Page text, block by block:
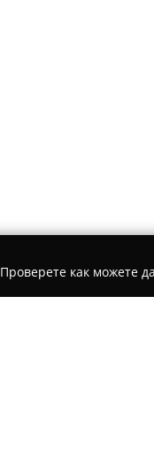
Проверете как можете